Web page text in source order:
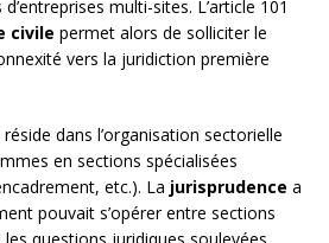
multi-sites. L’article 101
civile permet alors de solliciter le
vers la juridiction première
réside dans l’organisation sectorielle
en sections spécialisées
etc.). La jurisprudence a
pouvait s’opérer entre sections